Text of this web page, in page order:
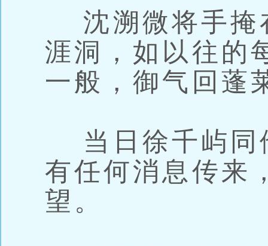
沈溯微将手掩
涯洞，如以往的
一般，御气回蓬
当日徐千屿同
有任何消息传来
望。